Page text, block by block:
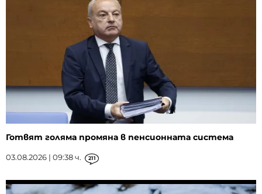
Готвят голяма промяна в пенсионната система
03.08.2026 | 09:38 ч. 211